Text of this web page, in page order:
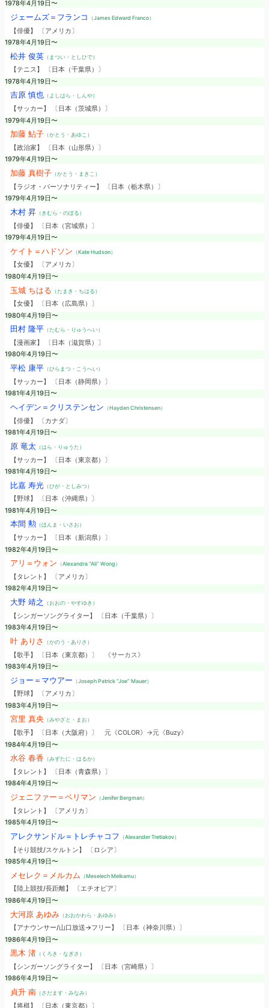
1978年4月19日〜
ジェームズ＝フランコ （James Edward Franco）
【俳優】 〔アメリカ〕
1978年4月19日〜
松井 俊英（まつい・としひで）
【テニス】 〔日本（千葉県）〕
1978年4月19日〜
吉原 慎也（よしはら・しんや）
【サッカー】 〔日本（茨城県）〕
1979年4月19日〜
加藤 鮎子（かとう・あゆこ）
【政治家】 〔日本（山形県）〕
1979年4月19日〜
加藤 真樹子（かとう・まきこ）
【ラジオ・パーソナリティー】 〔日本（栃木県）〕
1979年4月19日〜
木村 昇（きむら・のぼる）
【俳優】 〔日本（宮城県）〕
1979年4月19日〜
ケイト＝ハドソン （Kate Hudson）
【女優】 〔アメリカ〕
1980年4月19日〜
玉城 ちはる （たまき・ちはる）
【女優】 〔日本（広島県）〕
1980年4月19日〜
田村 隆平（たむら・りゅうへい）
【漫画家】 〔日本（滋賀県）〕
1980年4月19日〜
平松 康平（ひらまつ・こうへい）
【サッカー】 〔日本（静岡県）〕
1981年4月19日〜
ヘイデン＝クリステンセン （Hayden Christensen）
【俳優】 〔カナダ〕
1981年4月19日〜
原 竜太（はら・りゅうた）
【サッカー】 〔日本（東京都）〕
1981年4月19日〜
比嘉 寿光（ひが・としみつ）
【野球】 〔日本（沖縄県）〕
1981年4月19日〜
本間 勲 （ほんま・いさお）
【サッカー】 〔日本（新潟県）〕
1982年4月19日〜
アリ＝ウォン （Alexandra “Ali” Wong）
【タレント】 〔アメリカ〕
1982年4月19日〜
大野 靖之 （おおの・やすゆき）
【シンガーソングライター】 〔日本（千葉県）〕
1983年4月19日〜
叶 ありさ （かのう・ありさ）
【歌手】 〔日本（東京都）〕
《サーカス》
1983年4月19日〜
ジョー＝マウアー （Joseph Patrick “Joe” Mauer）
【野球】 〔アメリカ〕
1983年4月19日〜
宮里 真央（みやざと・まお）
【歌手】 〔日本（大阪府）〕 元《COLOR》→元《Buzy》
1984年4月19日〜
水谷 春香 （みずたに・はるか）
【タレント】 〔日本（青森県）〕
1984年4月19日〜
ジェニファー＝ベリマン （Jenifer Bergman）
【タレント】 〔アメリカ〕
1985年4月19日〜
アレクサンドル＝トレチャコフ （Alexander Tretiakov）
【そり競技/スケルトン】 〔ロシア〕
1985年4月19日〜
メセレク＝メルカム （Meselech Melkamu）
【陸上競技/長距離】 〔エチオピア〕
1986年4月19日〜
大河原 あゆみ（おおかわら・あゆみ）
【アナウンサー/山口放送→フリー】 〔日本（神奈川県）〕
1986年4月19日〜
黒木 渚（くろき・なぎさ）
【シンガーソングライター】 〔日本（宮崎県）〕
1986年4月19日〜
貞升 南 （さだます・みなみ）
【将棋】 〔日本（東京都）〕